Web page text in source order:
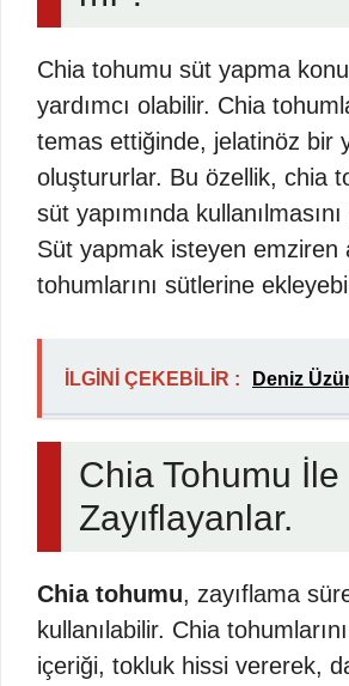
Chia tohumu süt yapma
yardımcı olabilir. Chia
temas ettiğinde, jelatinöz bir
oluştururlar. Bu özellik, chia
süt yapımında kullanılmasını
Süt yapmak isteyen emziren
tohumlarını sütlerine
İLGİNİ ÇEKEBİLİR : Deniz
Chia Tohumu İle
Zayıflayanlar.
Chia tohumu, zayıflama
kullanılabilir. Chia
içeriği, tokluk hissi vererek,